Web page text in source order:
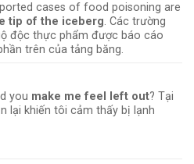
cases of food poisoning are
tip of the iceberg. Các trường
độc thực phẩm được báo cáo
trên của tảng băng.
you make me feel left out? Tại
lại khiến tôi cảm thấy bị lạnh